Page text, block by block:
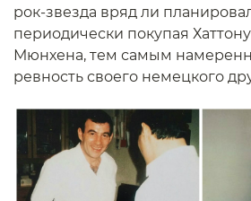
рок-звезда вряд ли
периодически покупая
Мюнхена, тем самым
ревность своего немецкого